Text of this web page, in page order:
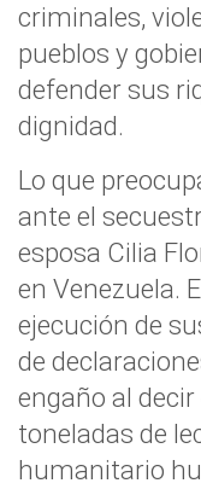
criminales,
pueblos y
defender sus
dignidad.
Lo que
ante el
esposa Cilia
en Venezuela.
ejecución de
de
engaño al
toneladas de
humanitario